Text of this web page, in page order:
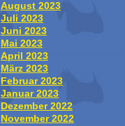
August 2023
Juli 2023
Juni 2023
Mai 2023
April 2023
März 2023
Februar 2023
Januar 2023
Dezember 2022
November 2022